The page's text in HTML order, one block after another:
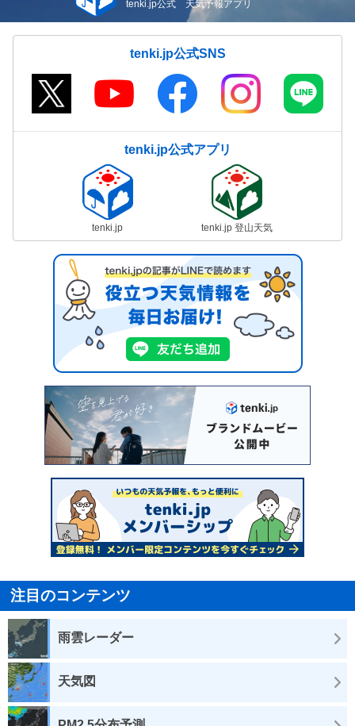
tenki.jp公式 天気予報アプリ
tenki.jp公式SNS
tenki.jp公式アプリ
tenki.jp tenki.jp 登山天気
注目のコンテンツ
雨雲レーダー
天気図